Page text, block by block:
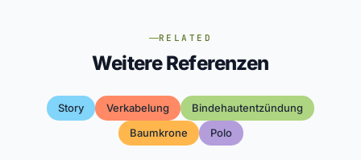
RELATED
Weitere Referenzen
Story Verkabelung
Bindehautentzündung
Baumkrone
Polo